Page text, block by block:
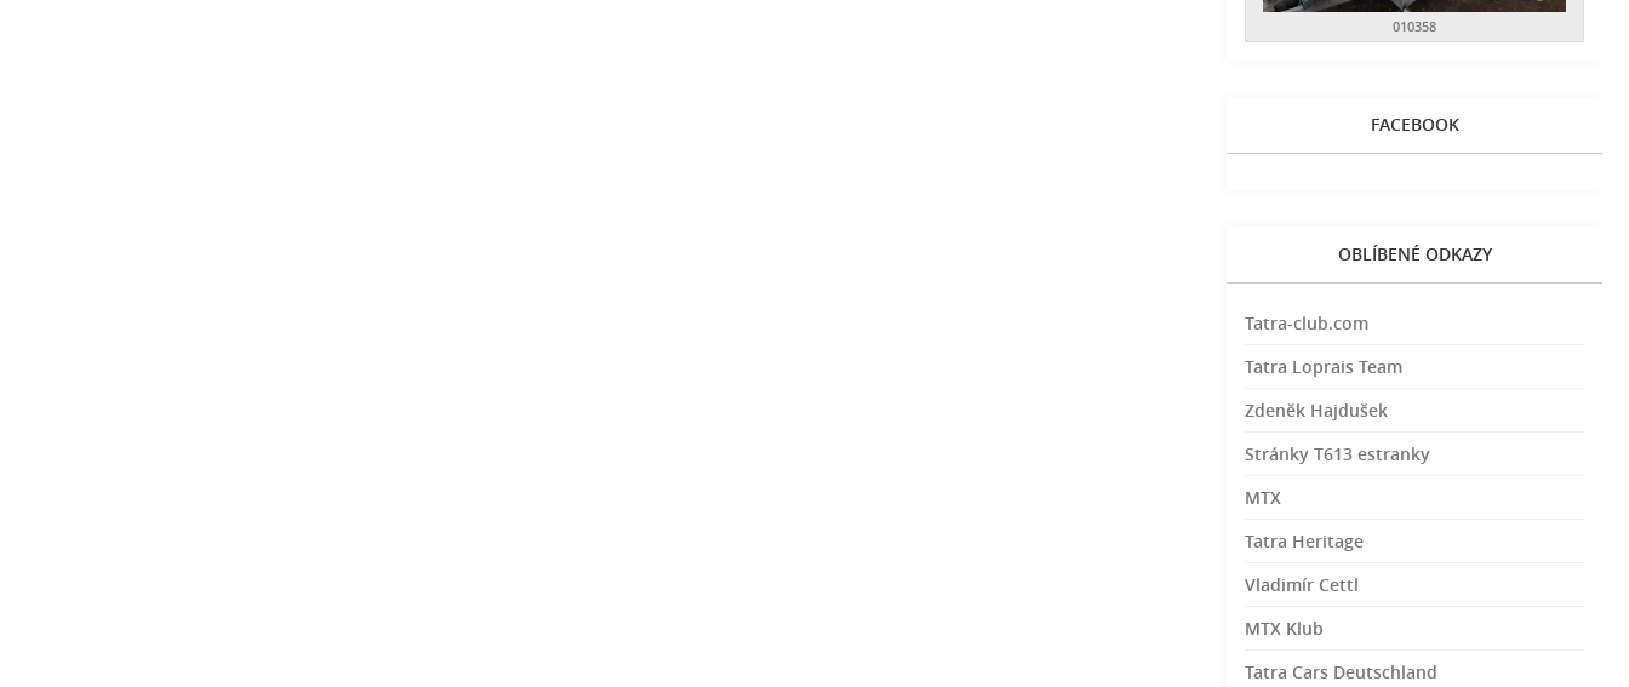
010358
FACEBOOK
OBLÍBENÉ ODKAZY
Tatra-club.com
Tatra Loprais Team
Zdeněk Hajdušek
Stránky T613 estranky
MTX
Tatra Heritage
Vladimír Cettl
MTX Klub
Tatra Cars Deutschland